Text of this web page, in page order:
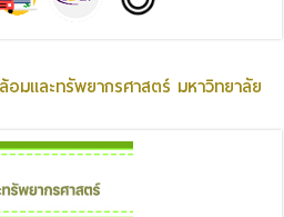
มและทรัพยากรศาสตร์ มหาวิทยาลัย